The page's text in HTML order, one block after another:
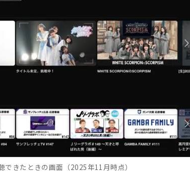
できたときの画面（2025年11月時点）